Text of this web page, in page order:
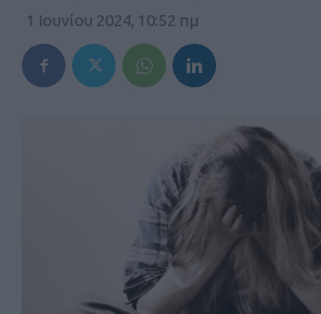
1 Ιουνίου 2024, 10:52 πμ